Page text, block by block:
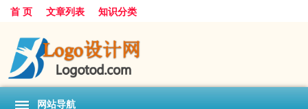
首 页 文章列表 知识分类
网站导航